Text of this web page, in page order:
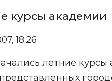
курсы академии
18:26
летние